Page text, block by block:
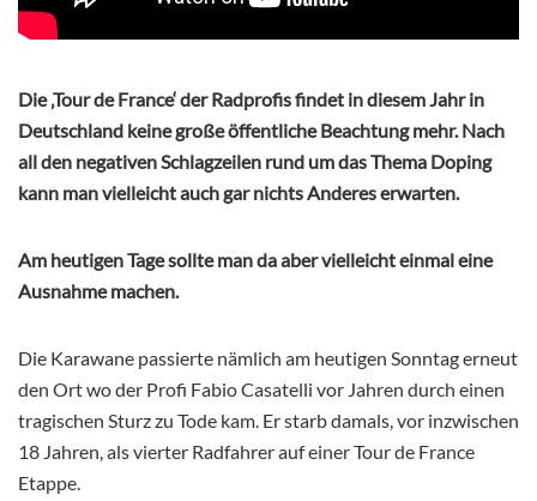
Die ‚Tour de France‘ der Radprofis findet in diesem Jahr in
Deutschland keine große öffentliche Beachtung mehr. Nach
all den negativen Schlagzeilen rund um das Thema Doping
kann man vielleicht auch gar nichts Anderes erwarten.
Am heutigen Tage sollte man da aber vielleicht einmal eine
Ausnahme machen.
Die Karawane passierte nämlich am heutigen Sonntag erneut
den Ort wo der Profi Fabio Casatelli vor Jahren durch einen
tragischen Sturz zu Tode kam. Er starb damals, vor inzwischen
18 Jahren, als vierter Radfahrer auf einer Tour de France
Etappe.